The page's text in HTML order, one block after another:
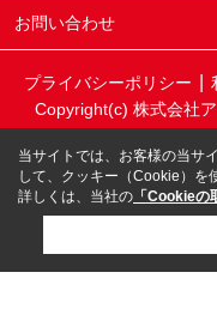
お問い合わせ
プライバシーポリシー
Copyright(c) 株式会社
当サイトでは、お客様の当サ
して、クッキー（Cookie）を
詳しくは、当社の 「Cookieの